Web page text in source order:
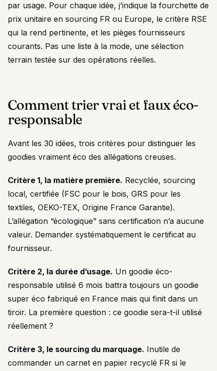
par usage. Pour chaque idée, j’indique la fourchette de
prix unitaire en sourcing FR ou Europe, le critère RSE
qui la rend pertinente, et les pièges fournisseurs
courants. Pas une liste à la mode, une sélection
terrain testée sur des opérations réelles.
Comment trier vrai et faux éco-
responsable
Avant les 30 idées, trois critères pour distinguer les
goodies vraiment éco des allégations creuses.
Critère 1, la matière première. Recyclée, sourcing
local, certifiée (FSC pour le bois, GRS pour les
textiles, OEKO-TEX, Origine France Garantie).
L’allégation “écologique” sans certification n’a aucune
valeur. Demander systématiquement le certificat au
fournisseur.
Critère 2, la durée d’usage. Un goodie éco-
responsable utilisé 6 mois battra toujours un goodie
super éco fabriqué en France mais qui finit dans un
tiroir. La première question : ce goodie sera-t-il utilisé
réellement ?
Critère 3, le sourcing du marquage. Inutile de
commander un carnet en papier recyclé FR si le